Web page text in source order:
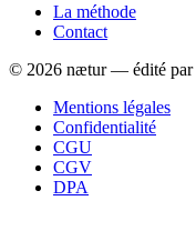
La méthode
Contact
© 2026 nætur — édité par
Mentions légales
Confidentialité
CGU
CGV
DPA